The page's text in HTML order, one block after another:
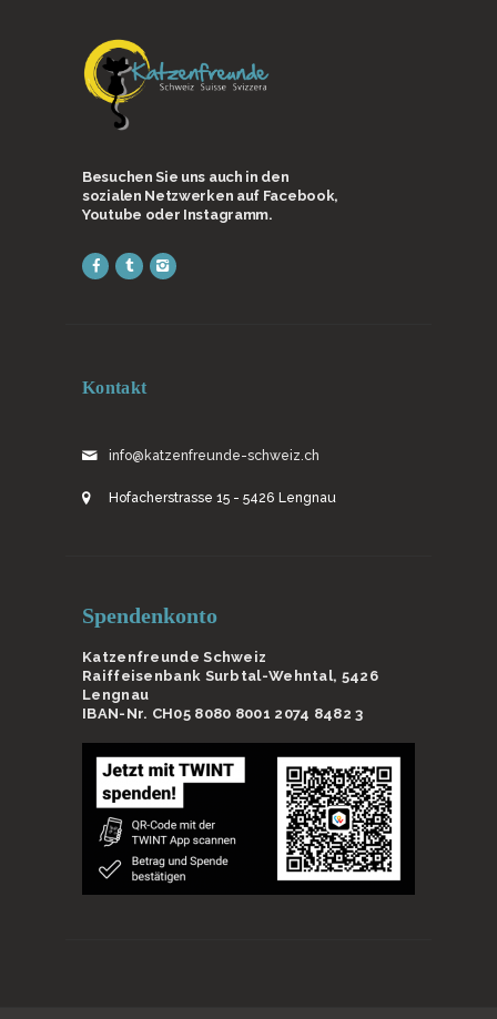
Besuchen Sie uns auch in den
sozialen Netzwerken auf Facebook,
Youtube oder Instagramm.
Kontakt
info@katzenfreunde-schweiz.ch
Hofacherstrasse 15 - 5426 Lengnau
Spendenkonto
Katzenfreunde Schweiz
Raiffeisenbank Surbtal-Wehntal, 5426
Lengnau
IBAN-Nr. CH05 8080 8001 2074 8482 3